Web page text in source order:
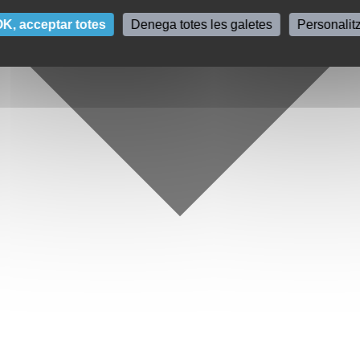
acceptar totes Denega totes les galetes